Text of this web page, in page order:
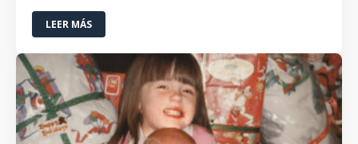
LEER MÁS